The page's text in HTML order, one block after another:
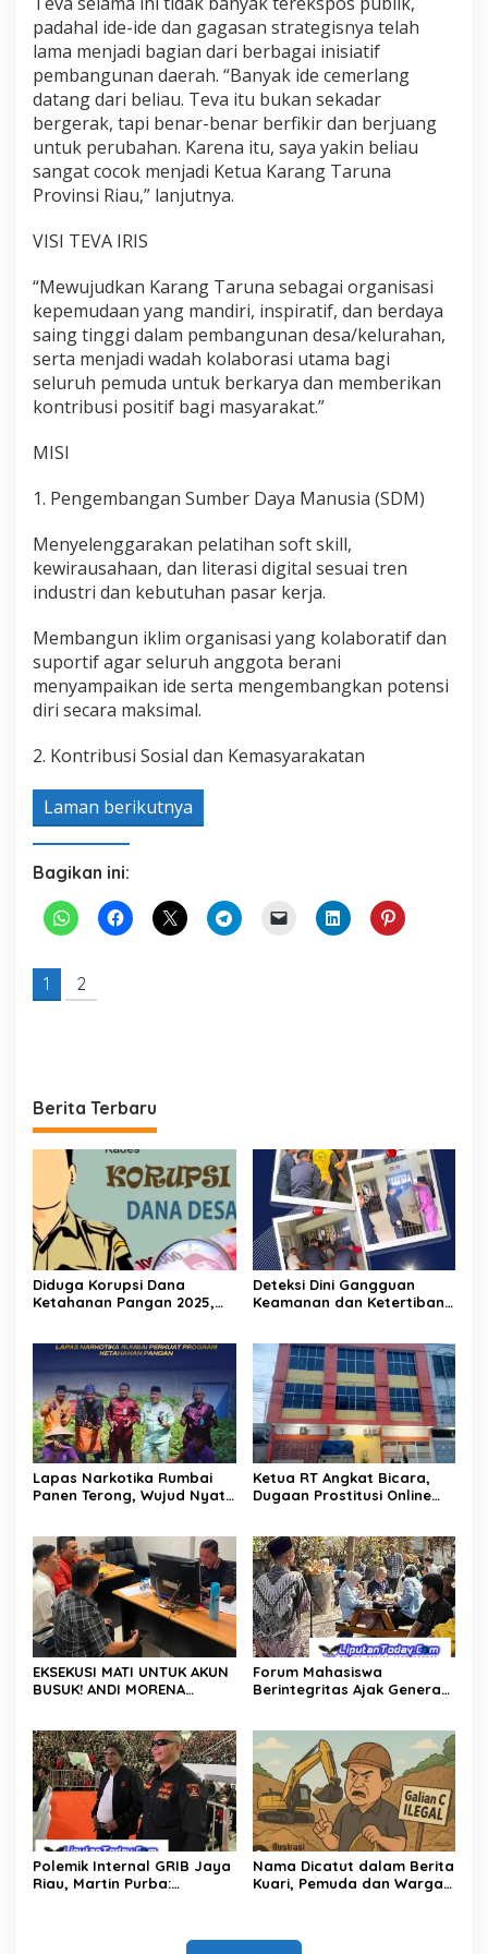
padahal ide-ide dan gagasan strategisnya telah
lama menjadi bagian dari berbagai inisiatif
pembangunan daerah. “Banyak ide cemerlang
datang dari beliau. Teva itu bukan sekadar
bergerak, tapi benar-benar berfikir dan berjuang
untuk perubahan. Karena itu, saya yakin beliau
sangat cocok menjadi Ketua Karang Taruna
Provinsi Riau,” lanjutnya.
VISI TEVA IRIS
“Mewujudkan Karang Taruna sebagai organisasi
kepemudaan yang mandiri, inspiratif, dan berdaya
saing tinggi dalam pembangunan desa/kelurahan,
serta menjadi wadah kolaborasi utama bagi
seluruh pemuda untuk berkarya dan memberikan
kontribusi positif bagi masyarakat.”
MISI
1. Pengembangan Sumber Daya Manusia (SDM)
Menyelenggarakan pelatihan soft skill,
kewirausahaan, dan literasi digital sesuai tren
industri dan kebutuhan pasar kerja.
Membangun iklim organisasi yang kolaboratif dan
suportif agar seluruh anggota berani
menyampaikan ide serta mengembangkan potensi
diri secara maksimal.
2. Kontribusi Sosial dan Kemasyarakatan
Laman berikutnya
Bagikan ini:
1 2
Berita Terbaru
Diduga Korupsi Dana
Ketahanan Pangan 2025,
Deteksi Dini Gangguan
Keamanan dan Ketertiban,
Hunian
Lapas Narkotika Rumbai
Panen Terong, Wujud Nyata
Ketua RT Angkat Bicara,
Dugaan Prostitusi Online
EKSEKUSI MATI UNTUK AKUN
BUSUK! ANDI MORENA
DALANG PROVOKATOR
DIGITALLY SAMPAI KE AKAR!
Forum Mahasiswa
Berintegritas Ajak Generasi
Riau dan Akademisi
Polemik Internal GRIB Jaya
Riau, Martin Purba:
Nama Dicatut dalam Berita
Kuari, Pemuda dan Warga